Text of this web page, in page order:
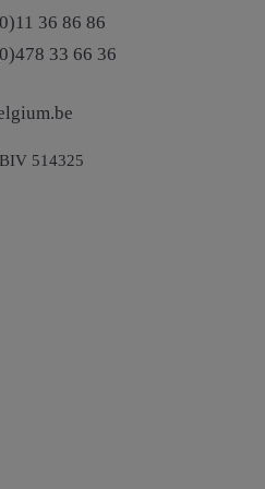
36 86 86
33 66 36
514325